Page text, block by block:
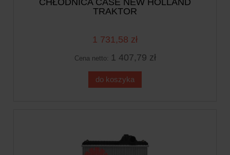
CHŁODNICA CASE NEW HOLLAND
TRAKTOR
1 731,58 zł
Cena netto: 1 407,79 zł
do koszyka